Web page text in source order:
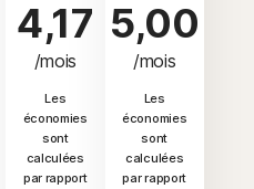
4,17
/mois
Les
économies
sont
calculées
par rapport
5,00
/mois
Les
économies
sont
calculées
par rapport